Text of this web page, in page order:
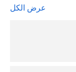
عرض الكل